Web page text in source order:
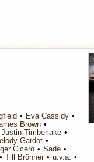
Eva Cassidy
Brown
Justin Timberlake
Gardot
Cicero
Sade
Till Brönner
u.v.a.